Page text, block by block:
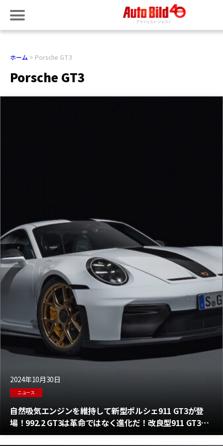
ホーム Porsche GT3
Porsche GT3
2024年10月30日
ニュース
自然吸気エンジンを維持して新型ポルシェ911 GT3が登
場！992.2 GT3は革命ではなく進化だ！改良型911 GT3の
全ての情報